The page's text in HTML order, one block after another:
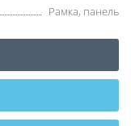
Рамка, панель